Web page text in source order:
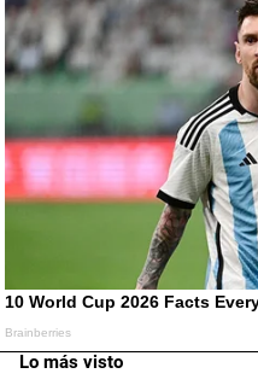
Lo más visto